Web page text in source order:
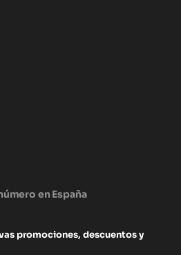
en España
promociones, descuentos y